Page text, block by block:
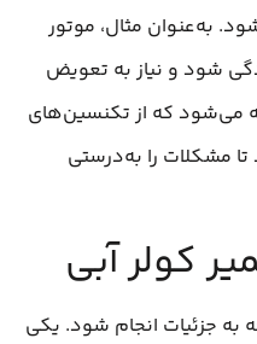
به‌عنوان مثال، موتور
شود و نیاز به تعویض
می‌شود که از تکنسین‌های
مشکلات را به‌درستی
کولر آبی
به جزئیات انجام شود. یکی